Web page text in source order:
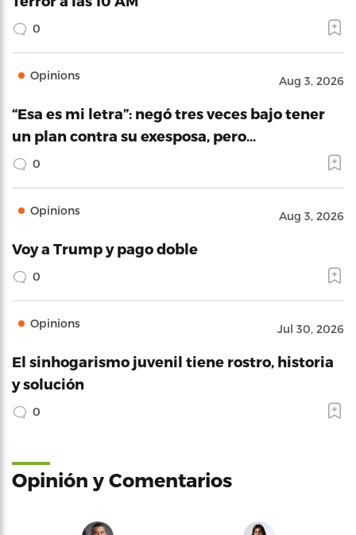
0
Opinions Aug 3, 2026
“Esa es mi letra”: negó tres veces bajo tener
un plan contra su exesposa, pero…
0
Opinions Aug 3, 2026
Voy a Trump y pago doble
0
Opinions Jul 30, 2026
El sinhogarismo juvenil tiene rostro, historia
y solución
0
Opinión y Comentarios